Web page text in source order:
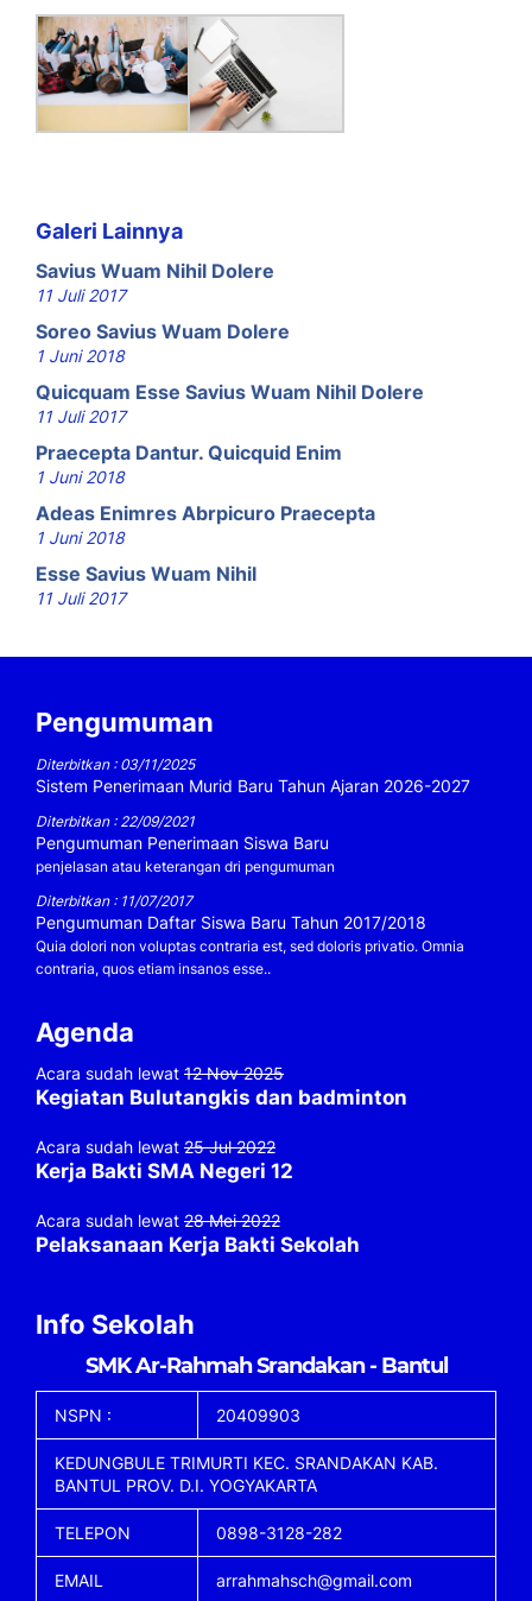
Galeri Lainnya
Savius Wuam Nihil Dolere
11 Juli 2017
Soreo Savius Wuam Dolere
1 Juni 2018
Quicquam Esse Savius Wuam Nihil Dolere
11 Juli 2017
Praecepta Dantur. Quicquid Enim
1 Juni 2018
Adeas Enimres Abrpicuro Praecepta
1 Juni 2018
Esse Savius Wuam Nihil
11 Juli 2017
Pengumuman
Diterbitkan : 03/11/2025
Sistem Penerimaan Murid Baru Tahun Ajaran 2026-2027
Diterbitkan : 22/09/2021
Pengumuman Penerimaan Siswa Baru
penjelasan atau keterangan dri pengumuman
Diterbitkan : 11/07/2017
Pengumuman Daftar Siswa Baru Tahun 2017/2018
Quia dolori non voluptas contraria est, sed doloris privatio. Omnia
contraria, quos etiam insanos esse..
Agenda
Acara sudah lewat 12 Nov 2025
Kegiatan Bulutangkis dan badminton
Acara sudah lewat 25 Jul 2022
Kerja Bakti SMA Negeri 12
Acara sudah lewat 28 Mei 2022
Pelaksanaan Kerja Bakti Sekolah
Info Sekolah
SMK Ar-Rahmah Srandakan - Bantul
NSPN : 20409903
KEDUNGBULE TRIMURTI KEC. SRANDAKAN KAB.
BANTUL PROV. D.I. YOGYAKARTA
TELEPON 0898-3128-282
EMAIL arrahmahsch@gmail.com